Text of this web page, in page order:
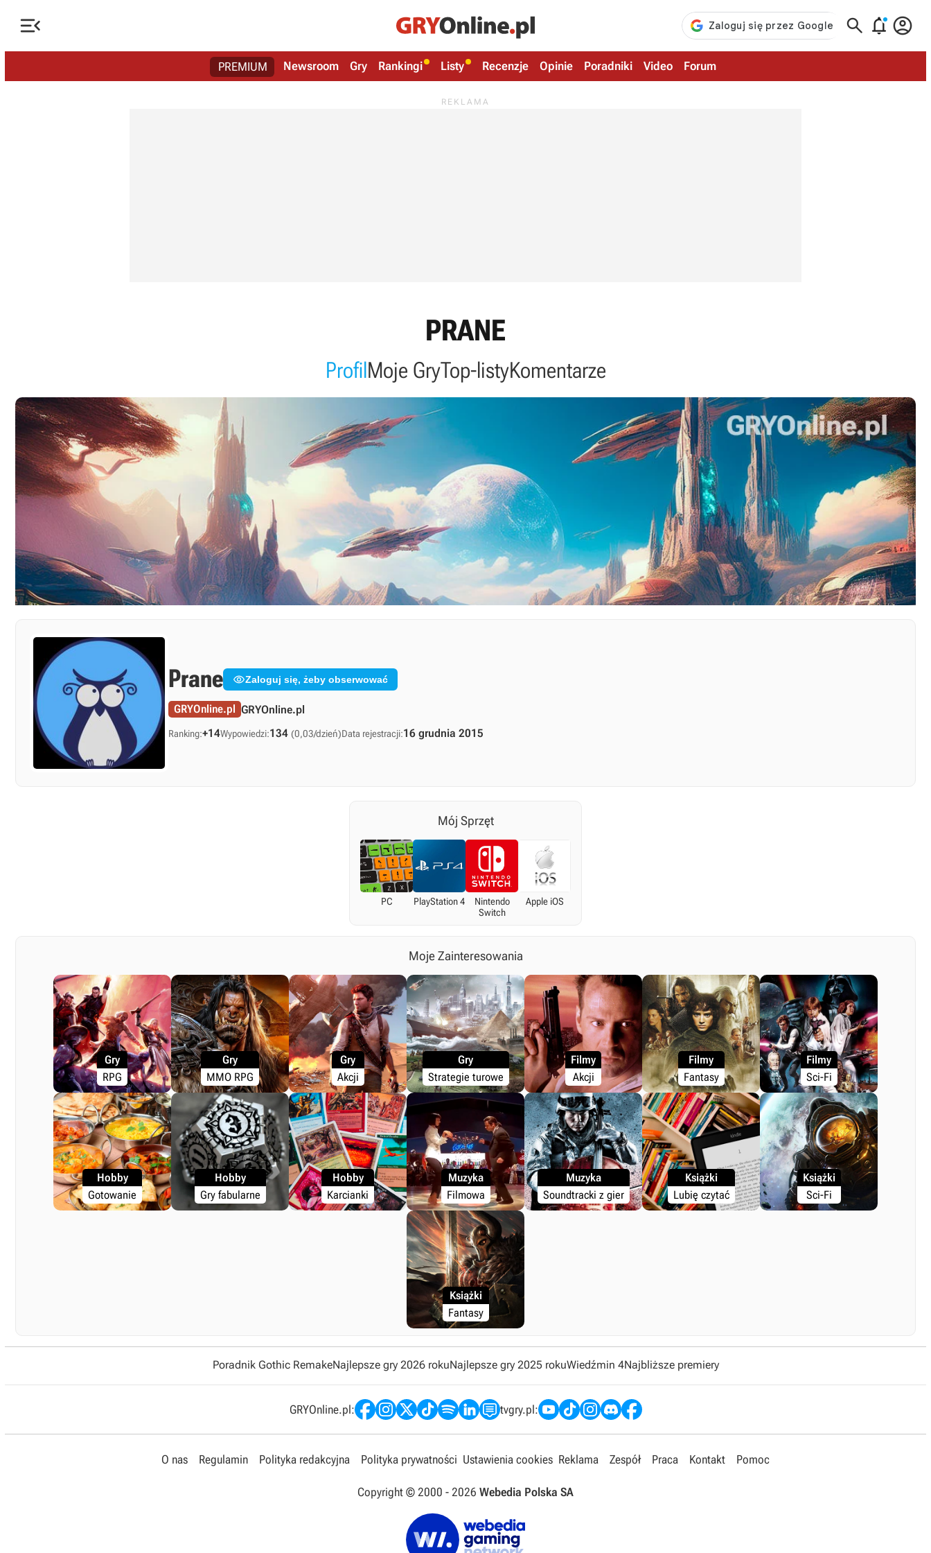
   
PREMIUM Newsroom Gry Rankingi Listy Recenzje Opinie Poradniki Video Forum
PRANE
ProfilMoje GryTop-listyKomentarze
Prane Zaloguj się, żeby obserwować
GRYOnline.pl GRYOnline.pl
Ranking:+14Wypowiedzi:134 (0,03/dzień)Data rejestracji:16 grudnia 2015
Mój Sprzęt
PC PlayStation 4
Nintendo
Switch
Apple iOS
Moje Zainteresowania
Gry
RPG
Gry
MMO RPG
Gry
Akcji
Gry
Strategie turowe
Filmy
Akcji
Filmy
Fantasy
Filmy
Sci-Fi
Hobby
Gotowanie
Hobby
Gry fabularne
Hobby
Karcianki
Muzyka
Filmowa
Muzyka
Soundtracki z gier
Książki
Lubię czytać
Książki
Sci-Fi
Książki
Fantasy
Poradnik Gothic RemakeNajlepsze gry 2026 rokuNajlepsze gry 2025 rokuWiedźmin 4Najbliższe premiery
GRYOnline.pl: tvgry.pl:
O nas Regulamin Polityka redakcyjna Polityka prywatności Ustawienia cookies Reklama Zespół Praca Kontakt Pomoc
Copyright © 2000 - 2026 Webedia Polska SA